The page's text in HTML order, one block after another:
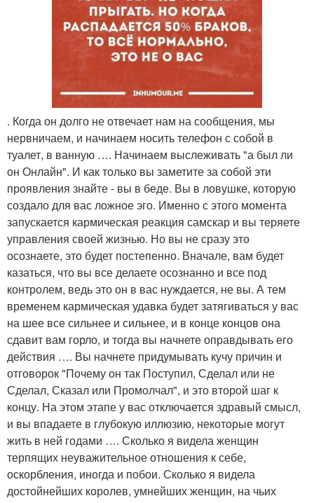
. Когда он долго не отвечает нам на сообщения, мы
нервничаем, и начинаем носить телефон с собой в
туалет, в ванную …. Начинаем выслеживать "а был ли
он Онлайн". И как только вы заметите за собой эти
проявления знайте - вы в беде. Вы в ловушке, которую
создало для вас ложное эго. Именно с этого момента
запускается кармическая реакция самскар и вы теряете
управления своей жизнью. Но вы не сразу это
осознаете, это будет постепенно. Вначале, вам будет
казаться, что вы все делаете осознанно и все под
контролем, ведь это он в вас нуждается, не вы. А тем
временем кармическая удавка будет затягиваться у вас
на шее все сильнее и сильнее, и в конце концов она
сдавит вам горло, и тогда вы начнете оправдывать его
действия …. Вы начнете придумывать кучу причин и
отговорок "Почему он так Поступил, Сделал или не
Сделал, Сказал или Промолчал", и это второй шаг к
концу. На этом этапе у вас отключается здравый смысл,
и вы впадаете в глубокую иллюзию, некоторые могут
жить в ней годами …. Сколько я видела женщин
терпящих неуважительное отношения к себе,
оскорбления, иногда и побои. Сколько я видела
достойнейших королев, умнейших женщин, на чьих